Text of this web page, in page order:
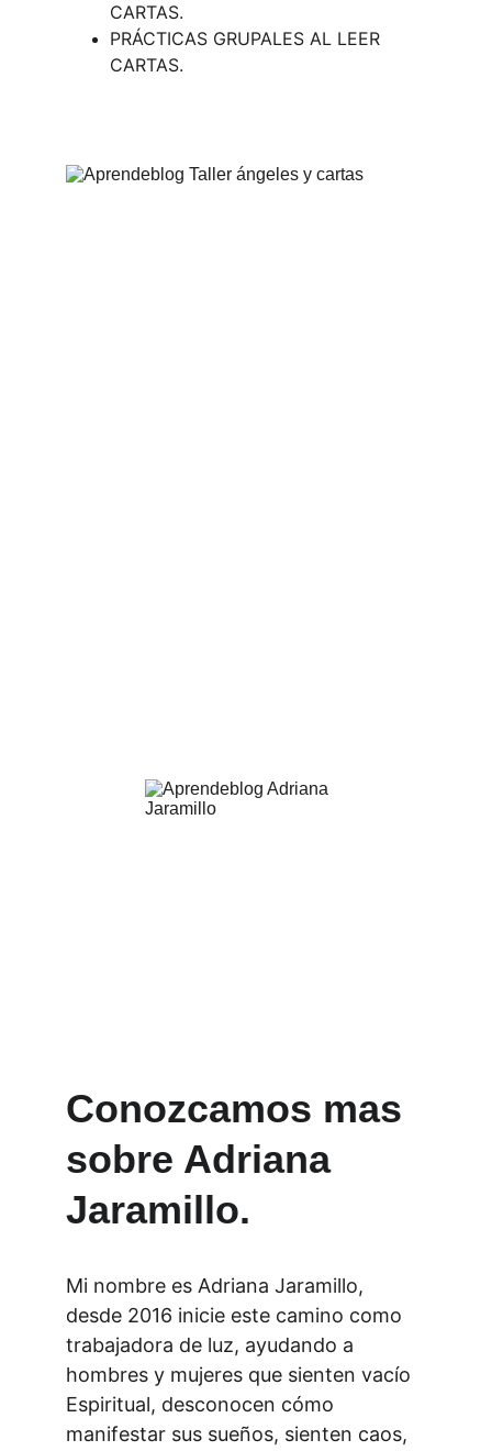
CARTAS.
PRÁCTICAS GRUPALES AL LEER
CARTAS.
Conozcamos mas
sobre Adriana
Jaramillo.
Mi nombre es Adriana Jaramillo,
desde 2016 inicie este camino como
trabajadora de luz, ayudando a
hombres y mujeres que sienten vacío
Espiritual, desconocen cómo
manifestar sus sueños, sienten caos,